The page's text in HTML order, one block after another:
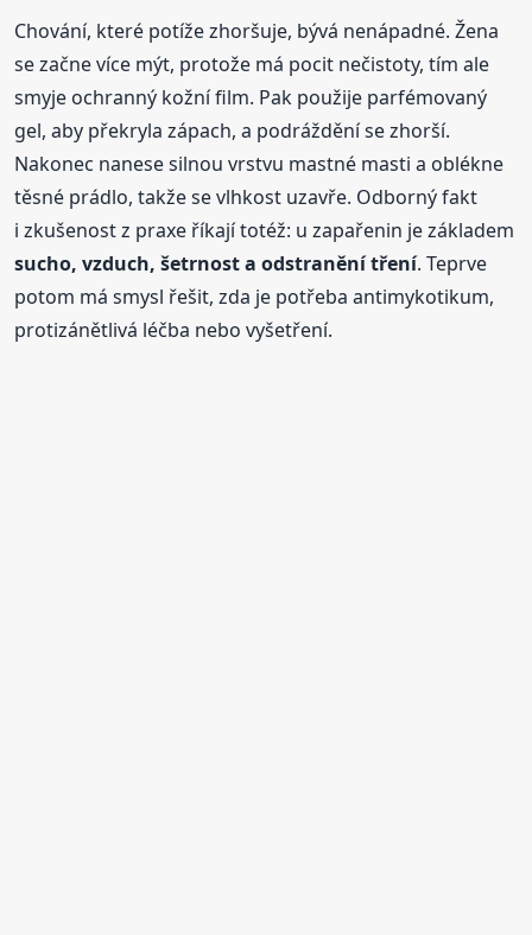
Chování, které potíže zhoršuje, bývá nenápadné. Žena
se začne více mýt, protože má pocit nečistoty, tím ale
smyje ochranný kožní film. Pak použije parfémovaný
gel, aby překryla zápach, a podráždění se zhorší.
Nakonec nanese silnou vrstvu mastné masti a oblékne
těsné prádlo, takže se vlhkost uzavře. Odborný fakt
i zkušenost z praxe říkají totéž: u zapařenin je základem
sucho, vzduch, šetrnost a odstranění tření. Teprve
potom má smysl řešit, zda je potřeba antimykotikum,
protizánětlivá léčba nebo vyšetření.